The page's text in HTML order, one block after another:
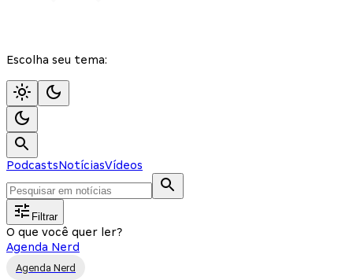
Escolha seu tema:
PodcastsNotíciasVídeos
Filtrar
O que você quer ler?
Agenda Nerd
Agenda Nerd